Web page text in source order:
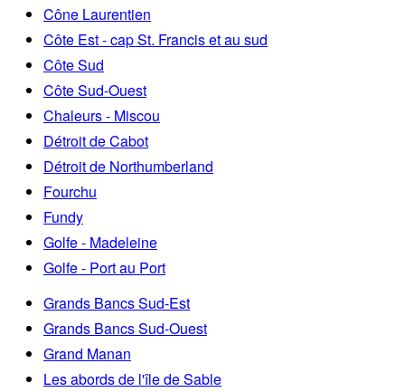
Cône Laurentien
Côte Est - cap St. Francis et au sud
Côte Sud
Côte Sud-Ouest
Chaleurs - Miscou
Détroit de Cabot
Détroit de Northumberland
Fourchu
Fundy
Golfe - Madeleine
Golfe - Port au Port
Grands Bancs Sud-Est
Grands Bancs Sud-Ouest
Grand Manan
Les abords de l'île de Sable